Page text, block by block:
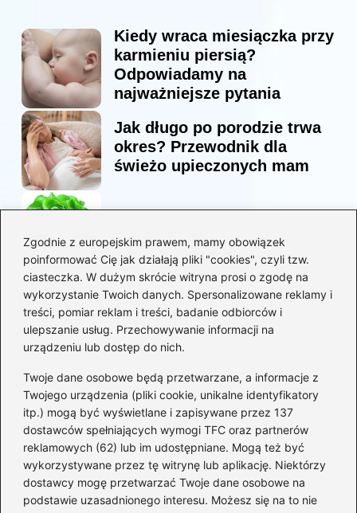
Zgodnie z europejskim prawem, mamy obowiązek
poinformować Cię jak działają pliki "cookies", czyli tzw.
ciasteczka. W dużym skrócie witryna prosi o zgodę na
wykorzystanie Twoich danych. Spersonalizowane reklamy i
treści, pomiar reklam i treści, badanie odbiorców i
ulepszanie usług. Przechowywanie informacji na
urządzeniu lub dostęp do nich.
Twoje dane osobowe będą przetwarzane, a informacje z
Twojego urządzenia (pliki cookie, unikalne identyfikatory
itp.) mogą być wyświetlane i zapisywane przez 137
dostawców spełniających wymogi TFC oraz partnerów
reklamowych (62) lub im udostępniane. Mogą też być
wykorzystywane przez tę witrynę lub aplikację. Niektórzy
dostawcy mogę przetwarzać Twoje dane osobowe na
podstawie uzasadnionego interesu. Możesz się na to nie
Kiedy wraca miesiączka przy
karmieniu piersią?
Odpowiadamy na
najważniejsze pytania
Jak długo po porodzie trwa
okres? Przewodnik dla
świeżo upieczonych mam
mam karmiących piersią
Jaką biblia dla dzieci
wybrać, aby wzbudzić ich
zainteresowanie?
Kategorie
Ciąża(130)
Dziecko(267)
Kobieta(132)
Rodzice (72)
Szkoła i edukacja(5)